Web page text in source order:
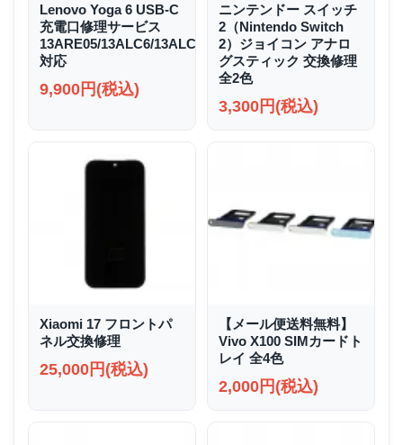
Lenovo Yoga 6 USB-C
充電口修理サービス
13ARE05/13ALC6/13ALC7/13ABR8
対応
9,900円(税込)
ニンテンドー スイッチ
2（Nintendo Switch
2）ジョイコン アナロ
グスティック 交換修理
全2色
3,300円(税込)
Xiaomi 17 フロントパ
ネル交換修理
25,000円(税込)
【メール便送料無料】
Vivo X100 SIMカードト
レイ 全4色
2,000円(税込)